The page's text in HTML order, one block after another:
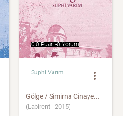
0.0 Puan -0 Yorum
Suphi Varım more_vert
Gölge / Simirna Cinaye...
(Labirent - 2015)